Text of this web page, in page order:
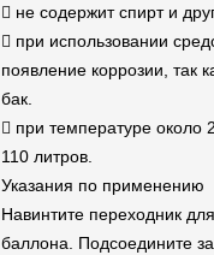
 не содержит спирт и
 при использовании
появление коррозии, так
бак.
 при температуре около
110 литров.
Указания по применению
Навинтите переходник
баллона. Подсоедините